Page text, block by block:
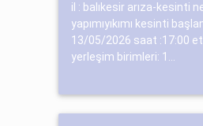
il : balıkesir arıza-kesinti
yapımıyıkımı kesinti
13/05/2026 saat :17:00
yerleşim birimleri: 1...